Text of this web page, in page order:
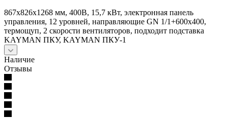
867х826х1268 мм, 400В, 15,7 кВт, электронная панель
управления, 12 уровней, направляющие GN 1/1+600x400,
термощуп, 2 скорости вентиляторов, подходит подставка
KAYMAN ПКУ, KAYMAN ПКУ-1
Наличие
Отзывы